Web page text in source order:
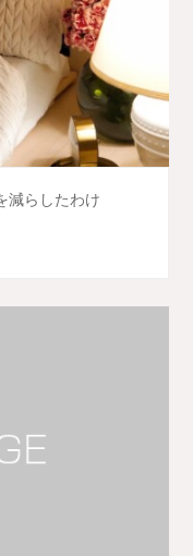
減らしたわけ